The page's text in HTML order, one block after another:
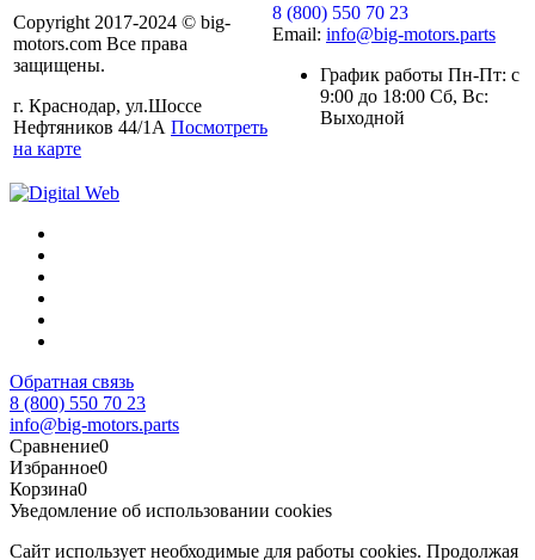
Copyright 2017-2024 © big-
motors.com Все права
защищены.
г. Краснодар, ул.Шоссе
Нефтяников 44/1А Посмотреть
на карте
8 (800) 550 70 23
Email: info@big-motors.parts
График работы Пн-Пт: с
9:00 до 18:00 Сб, Вс:
Выходной
Обратная связь
8 (800) 550 70 23
info@big-motors.parts
Сравнение0
Избранное0
Корзина0
Уведомление об использовании cookies
Сайт использует необходимые для работы cookies. Продолжая